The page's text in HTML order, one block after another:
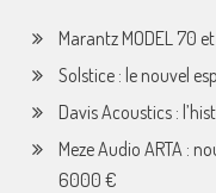
Marantz MODEL 70
Solstice : le nouvel
Davis Acoustics :
Meze Audio ARTA :
6000 €